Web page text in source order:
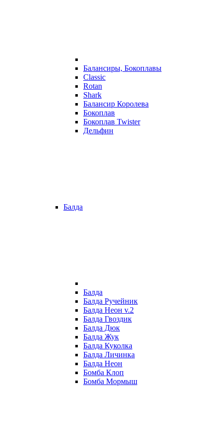
Балансиры, Бокоплавы
Classic
Rotan
Shark
Балансир Королева
Бокоплав
Бокоплав Twister
Дельфин
Балда
Балда
Балда Ручейник
Балда Неон v.2
Балда Гвоздик
Балда Дюк
Балда Жук
Балда Куколка
Балда Личинка
Балда Неон
Бомба Клоп
Бомба Мормыш